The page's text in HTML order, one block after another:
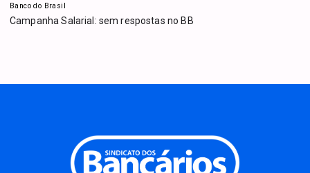
Banco do Brasil
Campanha Salarial: sem respostas no BB